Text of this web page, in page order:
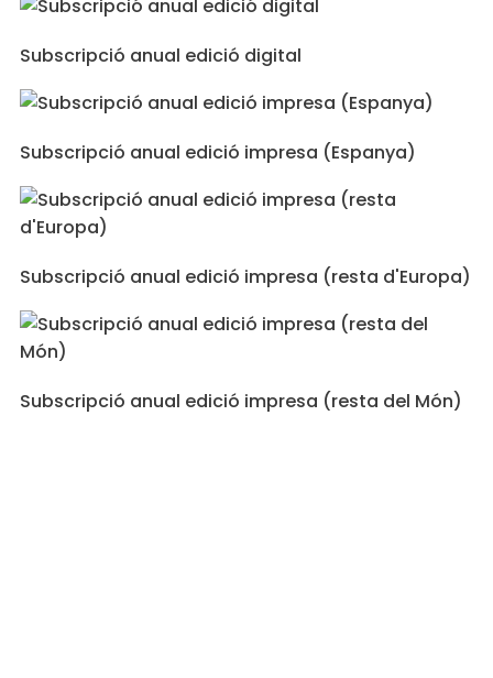
Subscripció anual edició digital
Subscripció anual edició impresa (Espanya)
Subscripció anual edició impresa (resta d'Europa)
Subscripció anual edició impresa (resta del Món)